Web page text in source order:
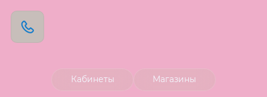
Кабинеты Магазины